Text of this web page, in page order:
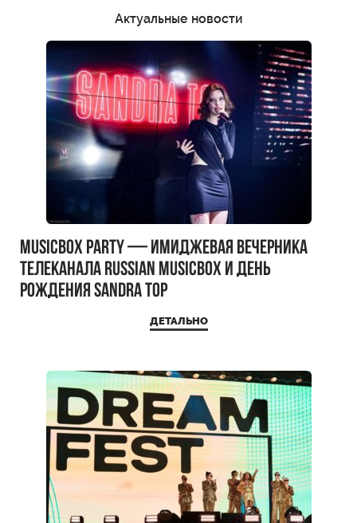
Актуальные новости
MUSICBOX PARTY — имиджевая вечерника
телеканала RUSSIAN MUSICBOX и день
рождения Sandra Top
ДЕТАЛЬНО